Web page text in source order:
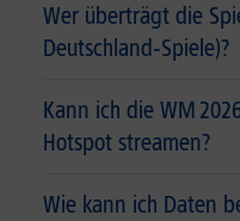
Wer überträgt die
Deutschland‑Spiele)?
Kann ich die WM
Hotspot streamen?
Wie kann ich Daten